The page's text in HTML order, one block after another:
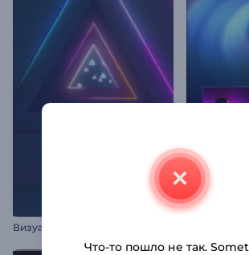
Что-то пошло не так.